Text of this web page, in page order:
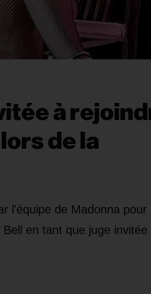
à
de la
l'équipe de Madonna pour
en tant que juge invitée